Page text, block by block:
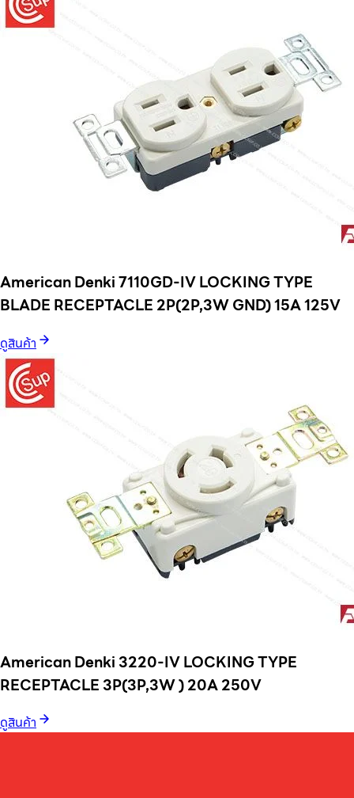
American Denki 7110GD-IV LOCKING TYPE
BLADE RECEPTACLE 2P(2P,3W GND) 15A 125V
ดูสินค้า
American Denki 3220-IV LOCKING TYPE
RECEPTACLE 3P(3P,3W ) 20A 250V
ดูสินค้า